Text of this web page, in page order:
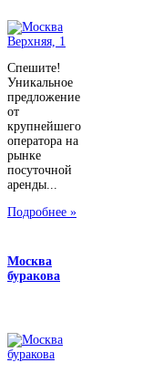
Спешите!
Уникальное
предложение
от
крупнейшего
оператора на
рынке
посуточной
аренды...
Подробнее »
Москва
буракова